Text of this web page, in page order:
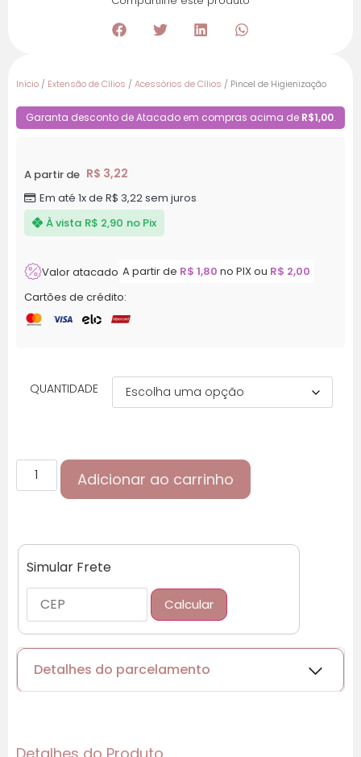
Início / Extensão de Cílios / Acessórios de Cílios / Pincel de Higienização
Garanta desconto de Atacado em compras acima de R$1,00.
A partir de R$ 3,22
Em até 1x de R$ 3,22sem juros
À vista R$ 2,90 no Pix
Cartões de crédito:
Valor atacado A partir de R$ 1,80 no PIX ou R$ 2,00
QUANTIDADE
Adicionar ao carrinho
Simular Frete
Calcular
Detalhes do parcelamento